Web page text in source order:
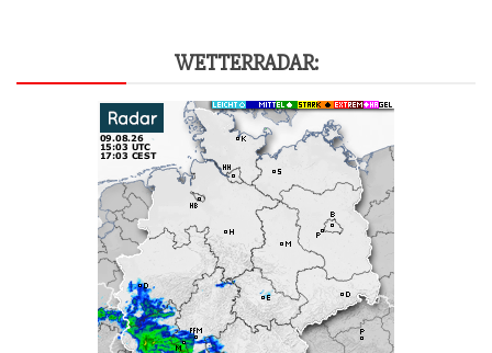
WET­TER­RA­DAR: